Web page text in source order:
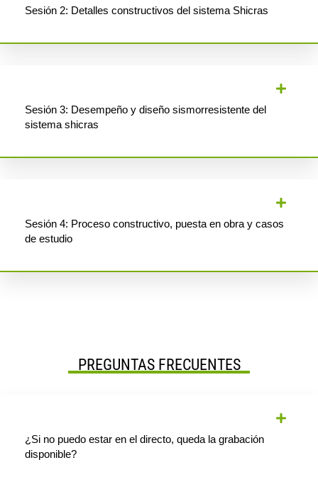
Sesión 2: Detalles constructivos del sistema Shicras
Sesión 3: Desempeño y diseño sismorresistente del
sistema shicras
Sesión 4: Proceso constructivo, puesta en obra y casos
de estudio
PREGUNTAS FRECUENTES
¿Si no puedo estar en el directo, queda la grabación
disponible?